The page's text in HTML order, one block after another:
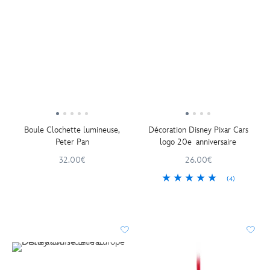
Boule Clochette lumineuse,
Peter Pan
32.00€
Décoration Disney Pixar Cars
logo 20e anniversaire
26.00€
(4)